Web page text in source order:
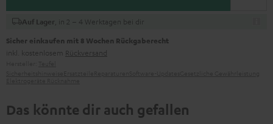
Auf Lager , in 2 – 4 Werktagen bei dir
Sicher einkaufen mit 8 Wochen Rückgaberecht
inkl. kostenlosem Rückversand
Das könnte dir auch gefallen